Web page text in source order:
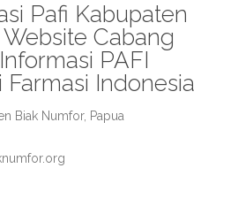
Pafi Kabupaten
Cabang
PAFI
Farmasi Indonesia
Biak Numfor, Papua